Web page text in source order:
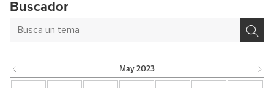
Buscador
May 2023